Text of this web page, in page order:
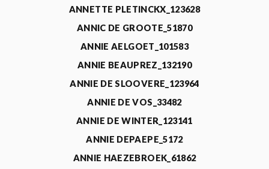
ANNETTE PLETINCKX_123628
ANNIC DE GROOTE_51870
ANNIE AELGOET_101583
ANNIE BEAUPREZ_132190
ANNIE DE SLOOVERE_123964
ANNIE DE VOS_33482
ANNIE DE WINTER_123141
ANNIE DEPAEPE_5172
ANNIE HAEZEBROEK_61862